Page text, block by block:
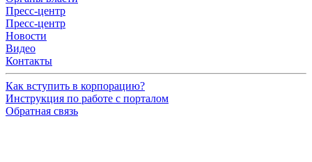
Пресс-центр
Пресс-центр
Новости
Видео
Контакты
Как вступить в корпорацию?
Инструкция по работе с порталом
Обратная связь